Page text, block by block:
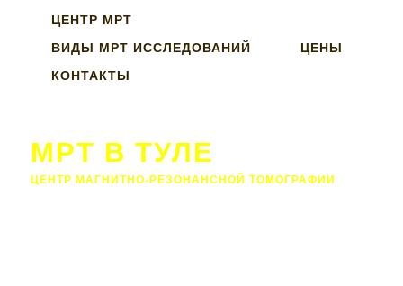
ЦЕНТР МРТ
ВИДЫ МРТ ИССЛЕДОВАНИЙ
ЦЕНЫ
КОНТАКТЫ
МРТ В ТУЛЕ
ЦЕНТР МАГНИТНО-РЕЗОНАНСНОЙ ТОМОГРАФИИ